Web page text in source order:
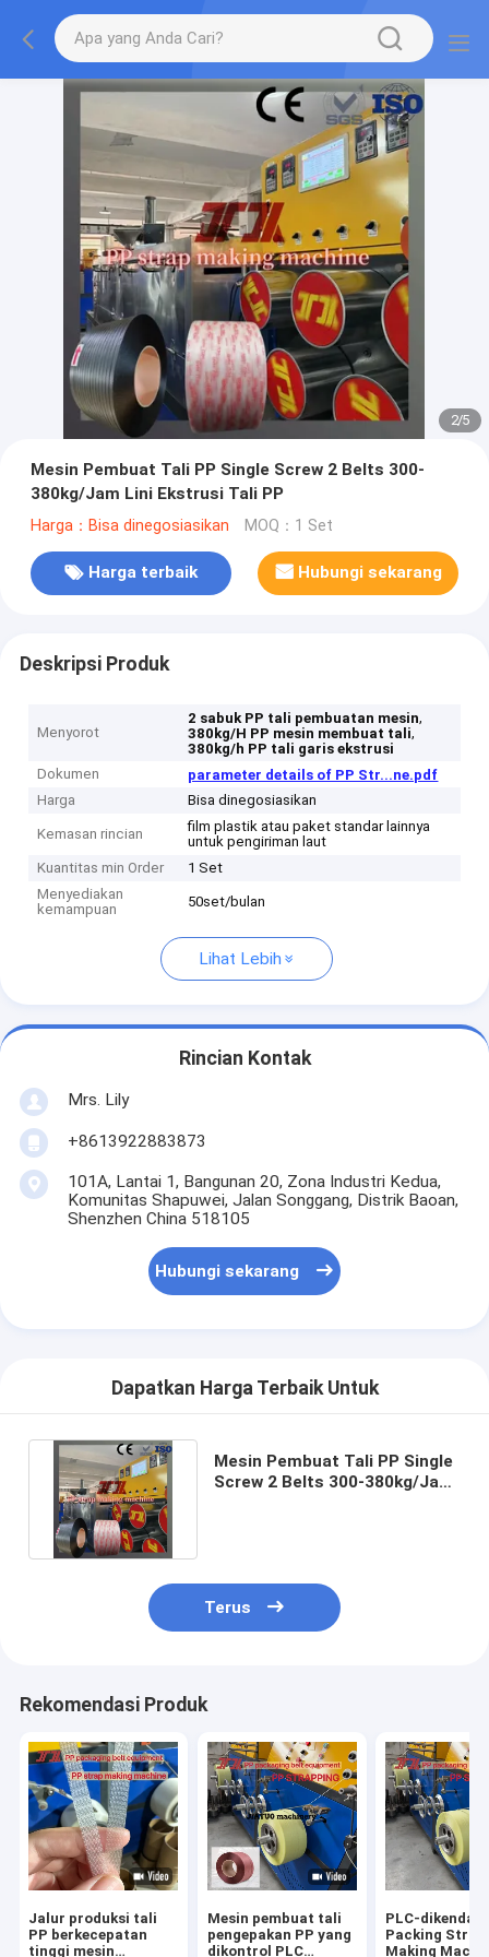
2/5
Mesin Pembuat Tali PP Single Screw 2 Belts 300-
380kg/Jam Lini Ekstrusi Tali PP
Harga：Bisa dinegosiasikan MOQ：1 Set
Harga terbaik Hubungi sekarang
Deskripsi Produk
Menyorot
2 sabuk PP tali pembuatan mesin,
380kg/H PP mesin membuat tali,
380kg/h PP tali garis ekstrusi
Dokumen
parameter details of PP Str...ne.pdf
Harga
Bisa dinegosiasikan
Kemasan rincian
film plastik atau paket standar lainnya
untuk pengiriman laut
Kuantitas min Order
1 Set
Menyediakan
kemampuan
50set/bulan
Lihat Lebih
Rincian Kontak
Mrs. Lily
+8613922883873
101A, Lantai 1, Bangunan 20, Zona Industri Kedua,
Komunitas Shapuwei, Jalan Songgang, Distrik Baoan,
Shenzhen China 518105
Hubungi sekarang
Dapatkan Harga Terbaik Untuk
Mesin Pembuat Tali PP Single
Screw 2 Belts 300-380kg/Jam
Terus
Rekomendasi Produk
Jalur produksi tali
PP berkecepatan
tinggi mesin
Mesin pembuat tali
pengepakan PP yang
dikontrol PLC
PLC-
Packing Strap
Making